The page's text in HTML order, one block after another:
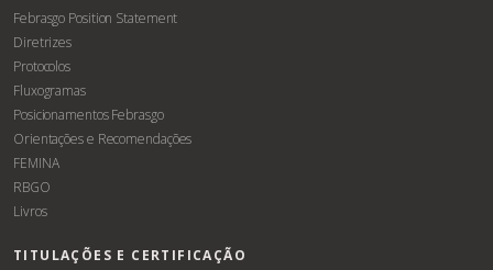
Febrasgo Position Statement
Diretrizes
Protocolos
Fluxogramas
Posicionamentos Febrasgo
Orientações e Recomendações
FEMINA
RBGO
Livros
TITULAÇÕES E CERTIFICAÇÃO